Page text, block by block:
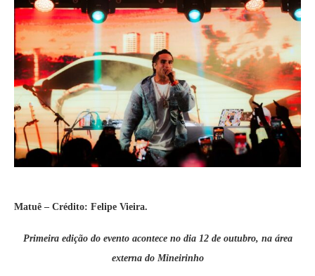
Matuê – Crédito: Felipe Vieira.
Primeira edição do evento acontece no dia 12 de outubro, na área
externa do Mineirinho